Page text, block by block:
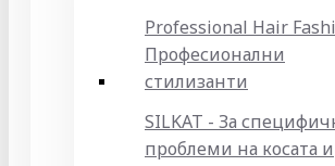
Professional Hair
Професионални
стилизанти
SILKAT - За
проблеми на косата и